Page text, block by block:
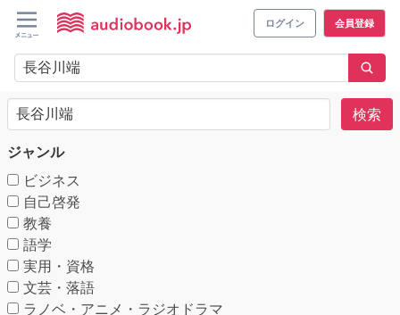
ログイン 会員登録
検索
ジャンル
ビジネス
自己啓発
教養
語学
実用・資格
文芸・落語
ラノベ・アニメ・ラジオドラマ